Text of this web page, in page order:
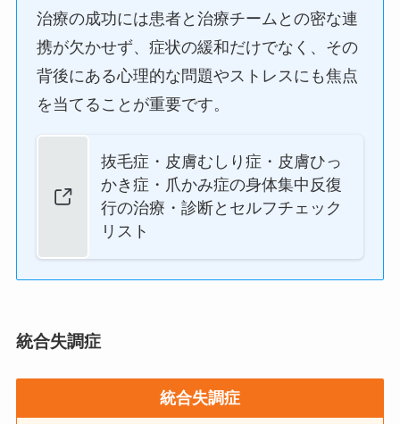
治療の成功には患者と治療チームとの密な連
携が欠かせず、症状の緩和だけでなく、その
背後にある心理的な問題やストレスにも焦点
を当てることが重要です。
抜毛症・皮膚むしり症・皮膚ひっ
かき症・爪かみ症の身体集中反復
行の治療・診断とセルフチェック
リスト
統合失調症
統合失調症